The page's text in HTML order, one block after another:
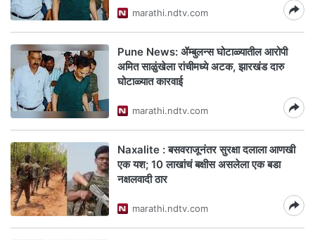
marathi.ndtv.com
Pune News: ॲम्बुलन्स घोटाळ्यातील आरोपी
अमित साळुंखेला रांचीमध्ये अटक, झारखंड दारु
घोटाळ्यात कारवाई
marathi.ndtv.com
Naxalite : बसवराजूनंतर सुरक्षा दलाला आणखी
एक यश; 10 लाखांचं बक्षीस असलेला एक बडा
नक्षलवादी ठार
marathi.ndtv.com